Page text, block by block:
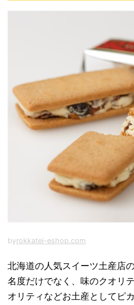
byrokkatei-eshop.com
北海道の人気スイーツ土産店
名度だけでなく、味のクオリ
オリティなどお土産としてピ